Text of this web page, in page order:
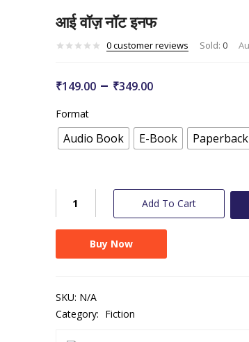
आई वॉज़ नॉट इनफ
0customer reviews Sold: 0
₹149.00 – ₹349.00Price
through
₹349.00
Format
Audio Book E-Book Paperback
नॉट
quantity
Add To Cart
Buy Now
SKU: N/A
Category: Fiction